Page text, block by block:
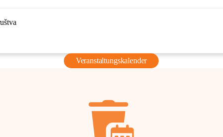
Veranstaltungskalender